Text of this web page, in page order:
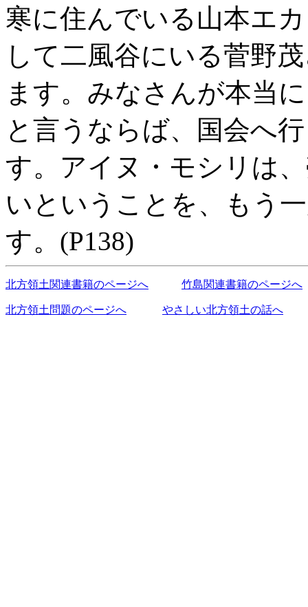
寒に住んでいる山本エ
して二風谷にいる菅野
ます。みなさんが本当
と言うならば、国会へ
す。アイヌ・モシリは
いということを、もう
す。(P138)
北方領土関連書籍のページへ 竹島関連書籍のページへ
北方領土問題のページへ やさしい北方領土の話へ